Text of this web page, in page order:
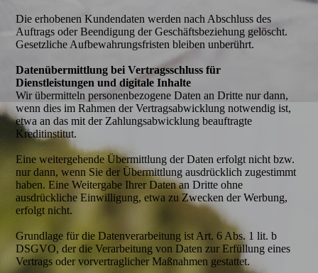
Die erhobenen Kundendaten werden nach Abschluss des
Auftrags oder Beendigung der Geschäftsbeziehung gelöscht.
Gesetzliche Aufbewahrungsfristen bleiben unberührt.
Datenübermittlung bei Vertragsschluss für
Dienstleistungen und digitale Inhalte
Wir übermitteln personenbezogene Daten an Dritte nur dann,
wenn dies im Rahmen der Vertragsabwicklung notwendig ist,
etwa an das mit der Zahlungsabwicklung beauftragte
Kreditinstitut.
Eine weitergehende Übermittlung der Daten erfolgt nicht bzw.
nur dann, wenn Sie der Übermittlung ausdrücklich zugestimmt
haben. Eine Weitergabe Ihrer Daten an Dritte ohne
ausdrückliche Einwilligung, etwa zu Zwecken der Werbung,
erfolgt nicht.
Grundlage für die Datenverarbeitung ist Art. 6 Abs. 1 lit. b
DSGVO, der die Verarbeitung von Daten zur Erfüllung eines
Vertrags oder vorvertraglicher Maßnahmen gestattet.